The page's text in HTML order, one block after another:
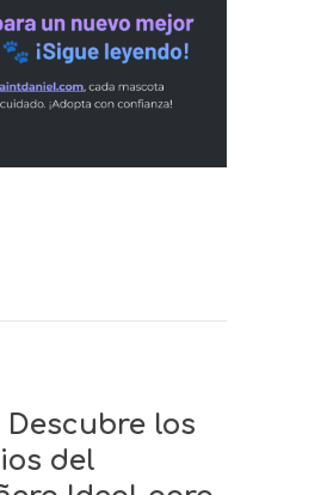
Descubre los
del